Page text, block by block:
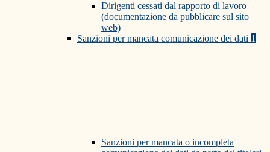
Dirigenti cessati dal rapporto di lavoro
(documentazione da pubblicare sul sito
web)
Sanzioni per mancata comunicazione dei dati 1
Sanzioni per mancata o incompleta